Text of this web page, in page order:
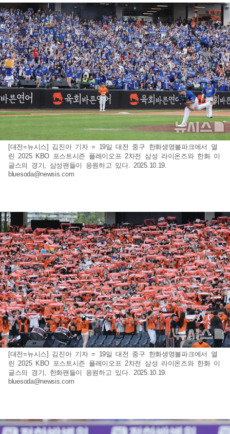
[대전=뉴시스] 김진아 기자 = 19일 대전 중구 한화생명볼파크에서 열
린 2025 KBO 포스트시즌 플레이오프 2차전 삼성 라이온즈와 한화 이
글스의 경기, 삼성팬들이 응원하고 있다. 2025.10.19.
bluesoda@newsis.com
[대전=뉴시스] 김진아 기자 = 19일 대전 중구 한화생명볼파크에서 열
린 2025 KBO 포스트시즌 플레이오프 2차전 삼성 라이온즈와 한화 이
글스의 경기, 한화팬들이 응원하고 있다. 2025.10.19.
bluesoda@newsis.com